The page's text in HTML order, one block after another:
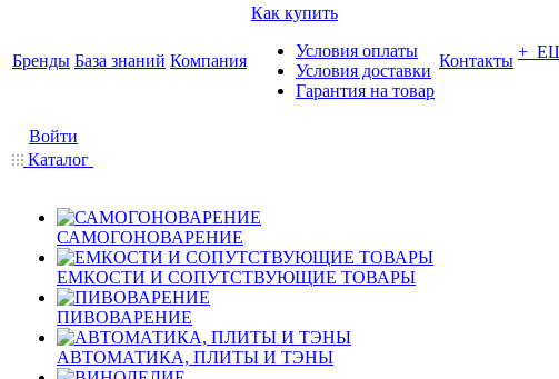
Бренды База знаний Компания
Как купить
Условия оплаты
Условия доставки
Гарантия на товар
Контакты +
Войти
Каталог
САМОГОНОВАРЕНИЕ
ЕМКОСТИ И СОПУТСТВУЮЩИЕ ТОВАРЫ
ПИВОВАРЕНИЕ
АВТОМАТИКА, ПЛИТЫ И ТЭНЫ